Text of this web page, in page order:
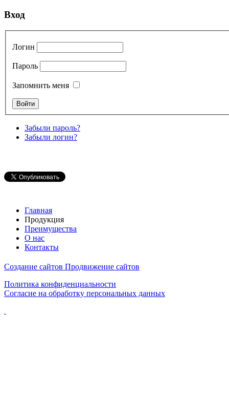
Вход
Логин
Пароль
Запомнить меня
Забыли пароль?
Забыли логин?
Главная
Продукция
Преимущества
О нас
Контакты
Создание сайтов Продвижение сайтов
Политика конфиденциальности
Согласие на обработку персональных данных